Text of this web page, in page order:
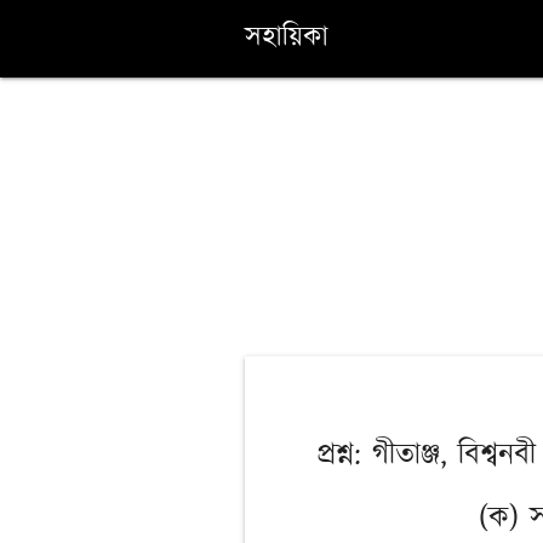
সহায়িকা
প্রশ্ন: গীতাঞ্জ,
(ক)